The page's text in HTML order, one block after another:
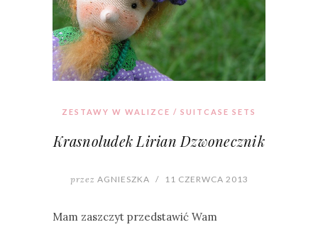
ZESTAWY W WALIZCE / SUITCASE SETS
Krasnoludek Lirian Dzwonecznik
przez AGNIESZKA / 11 CZERWCA 2013
Mam zaszczyt przedstawić Wam